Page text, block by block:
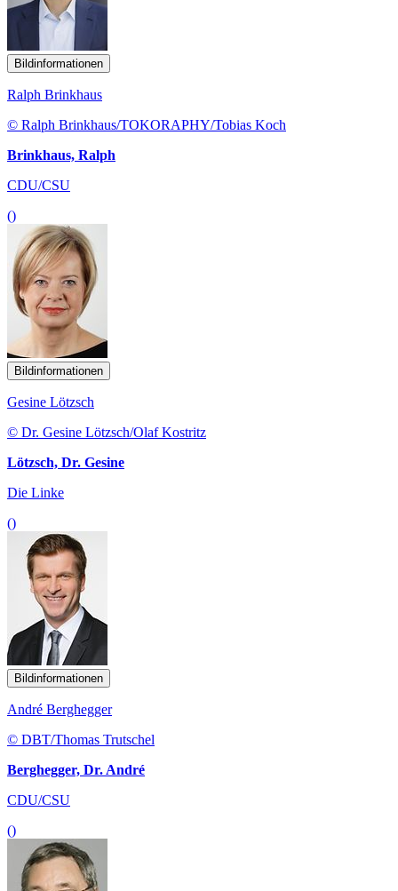
Bildinformationen
Ralph Brinkhaus
© Ralph Brinkhaus/TOKORAPHY/Tobias Koch
Brinkhaus, Ralph
CDU/CSU
()
Bildinformationen
Gesine Lötzsch
© Dr. Gesine Lötzsch/Olaf Kostritz
Lötzsch, Dr. Gesine
Die Linke
()
Bildinformationen
André Berghegger
© DBT/Thomas Trutschel
Berghegger, Dr. André
CDU/CSU
()